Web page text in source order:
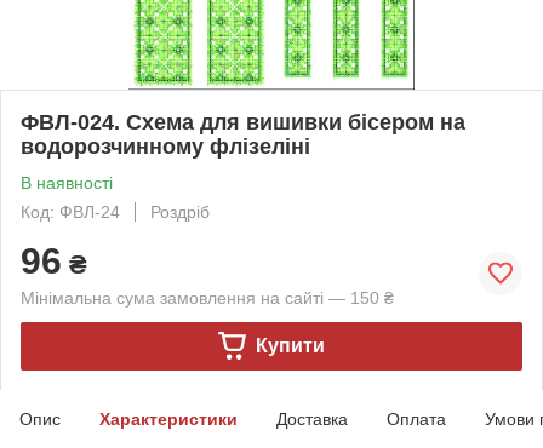
ФВЛ-024. Схема для вишивки бісером на
водорозчинному флізеліні
В наявності
Код: ФВЛ-24
Роздріб
96 ₴
Мінімальна сума замовлення на сайті — 150 ₴
Купити
Опис Характеристики Доставка Оплата Умови